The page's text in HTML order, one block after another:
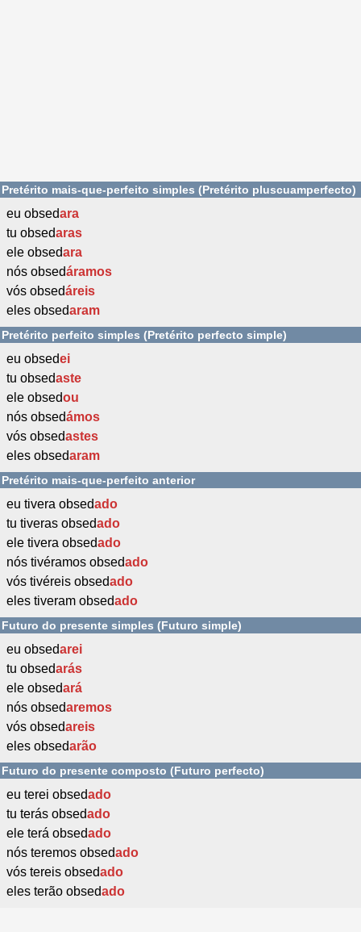
Pretérito mais-que-perfeito simples (Pretérito pluscuamperfecto)
eu obsedara
tu obsedaras
ele obsedara
nós obsedáramos
vós obsedáreis
eles obsedaram
Pretérito perfeito simples (Pretérito perfecto simple)
eu obsedei
tu obsedaste
ele obsedou
nós obsedámos
vós obsedastes
eles obsedaram
Pretérito mais-que-perfeito anterior
eu tivera obsedado
tu tiveras obsedado
ele tivera obsedado
nós tivéramos obsedado
vós tivéreis obsedado
eles tiveram obsedado
Futuro do presente simples (Futuro simple)
eu obsedarei
tu obsedarás
ele obsedará
nós obsedaremos
vós obsedareis
eles obsedarão
Futuro do presente composto (Futuro perfecto)
eu terei obsedado
tu terás obsedado
ele terá obsedado
nós teremos obsedado
vós tereis obsedado
eles terão obsedado